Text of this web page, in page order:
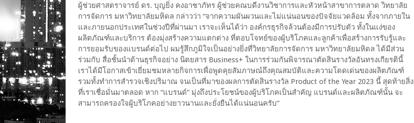
ผู้ช่วยศาสตราจารย์ ดร. บุญยิ่ง คงอาชาภัทร ผู้ช่วยคณบดีงานวิชาการและหัวหน้าสาขาการตลาด วิทยาลัย
การจัดการ มหาวิทยาลัยมหิดล กล่าวว่า “จากความผันผวนและไม่แน่นอนของปัจจัยแวดล้อม ทั้งจากภายใน
และภายนอกประเทศในช่วงปีที่ผ่านมา เราจะเห็นได้ว่า องค์กรธุรกิจล้วนต้องมีการปรับตัว ทั้งในแง่ของ
ผลิตภัณฑ์และบริการ ต้องมุ่งสร้างความแตกต่าง ที่ตอบโจทย์ของผู้บริโภคและลูกค้าเพื่อสร้างการรับรู้และ
การยอมรับของแบรนด์ต่อไป ผมรู้สึกภูมิใจเป็นอย่างยิ่งที่วิทยาลัยการจัดการ มหาวิทยาลัยมหิดล ได้มีส่วน
ร่วมกับ สื่อชั้นนำด้านธุรกิจอย่าง นิตยสาร Business+ ในการร่วมกันพิจารณาตัดสินรางวัลอันทรงเกียรตินี้
เราได้มีโอกาสเข้าเยี่ยมชมหลายกิจการเพื่อพูดคุยสัมภาษณ์ถึงคุณสมบัติและความโดดเด่นของผลิตภัณฑ์
รวมทั้งทำการสำรวจเชิงปริมาณ จนเป็นที่มาของผลการตัดสินรางวัล Product of the Year 2023 นี้ สุดท้ายสิ่ง
ที่เราเชื่อมั่นมาตลอด หาก “แบรนด์” มุ่งถึงประโยชน์ของผู้บริโภคเป็นสำคัญ แบรนด์และผลิตภัณฑ์นั้น จะ
สามารถครองใจผู้บริโภคอย่างยาวนานและยั่งยืนได้แน่นอนครับ”